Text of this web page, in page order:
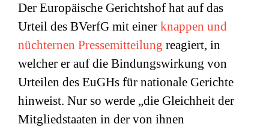
Der Europäische Gerichtshof hat auf das
Urteil des BVerfG mit einer knappen und
nüchternen Pressemitteilung reagiert, in
welcher er auf die Bindungswirkung von
Urteilen des EuGHs für nationale Gerichte
hinweist. Nur so werde „die Gleichheit der
Mitgliedstaaten in der von ihnen